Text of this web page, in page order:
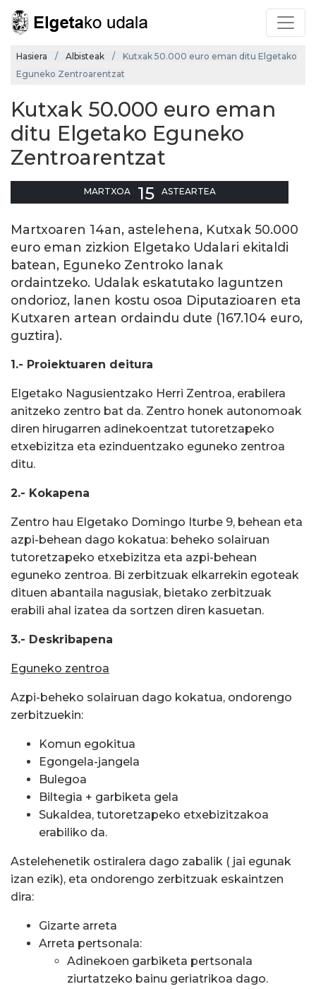
Hasiera Albisteak
Kutxak 50.000 euro eman ditu Elgetako
Eguneko Zentroarentzat
Kutxak 50.000 euro eman
ditu Elgetako Eguneko
Zentroarentzat
MARTXOA 15 ASTEARTEA
Martxoaren 14an, astelehena, Kutxak 50.000
euro eman zizkion Elgetako Udalari ekitaldi
batean, Eguneko Zentroko lanak
ordaintzeko. Udalak eskatutako laguntzen
ondorioz, lanen kostu osoa Diputazioaren eta
Kutxaren artean ordaindu dute (167.104 euro,
guztira).
1.- Proiektuaren deitura
Elgetako Nagusientzako Herri Zentroa, erabilera
anitzeko zentro bat da. Zentro honek autonomoak
diren hirugarren adinekoentzat tutoretzapeko
etxebizitza eta ezinduentzako eguneko zentroa
ditu.
2.- Kokapena
Zentro hau Elgetako Domingo Iturbe 9, behean eta
azpi-behean dago kokatua: beheko solairuan
tutoretzapeko etxebizitza eta azpi-behean
eguneko zentroa. Bi zerbitzuak elkarrekin egoteak
dituen abantaila nagusiak, bietako zerbitzuak
erabili ahal izatea da sortzen diren kasuetan.
3.- Deskribapena
Eguneko zentroa
Azpi-beheko solairuan dago kokatua, ondorengo
zerbitzuekin:
Komun egokitua
Egongela-jangela
Bulegoa
Biltegia + garbiketa gela
Sukaldea, tutoretzapeko etxebizitzakoa
erabiliko da.
Astelehenetik ostiralera dago zabalik ( jai egunak
izan ezik), eta ondorengo zerbitzuak eskaintzen
dira:
Gizarte arreta
Arreta pertsonala:
Adinekoen garbiketa pertsonala
ziurtatzeko bainu geriatrikoa dago.